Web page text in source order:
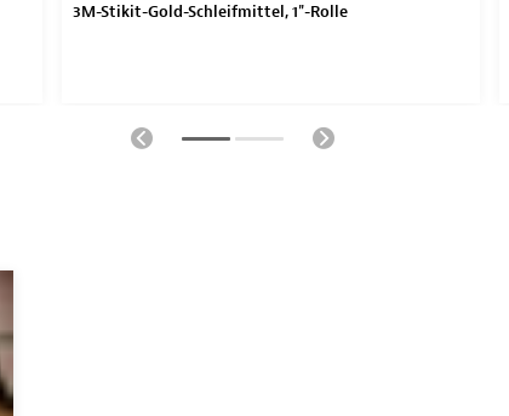
3M-Stikit-Gold-Schleifmittel, 1"-Rolle